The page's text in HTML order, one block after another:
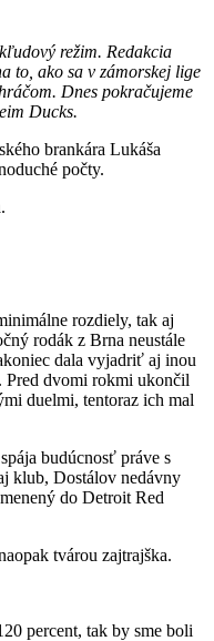
režim. Redakcia
to, ako sa v zámorskej lige
Dnes pokračujeme
Ducks.
brankára Lukáša
počty.
rozdiely, tak aj
rodák z Brna neustále
dala vyjadriť aj inou
Pred dvomi rokmi ukončil
duelmi, tentoraz ich mal
budúcnosť práve s
klub, Dostálov nedávny
do Detroit Red
tvárou zajtrajška.
percent, tak by sme boli